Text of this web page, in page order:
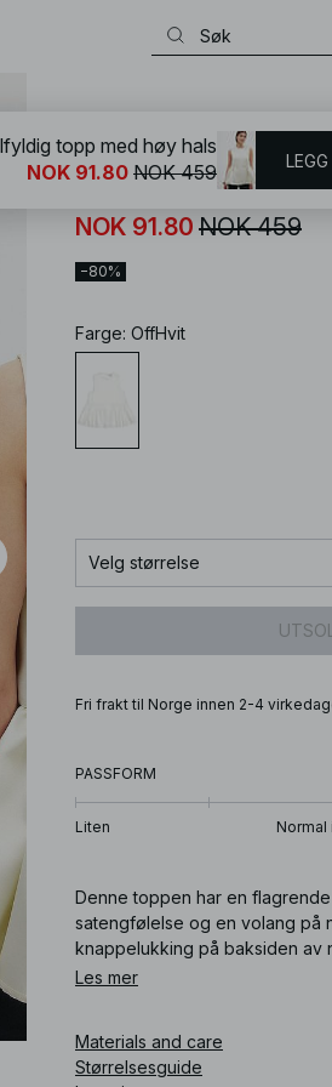
Hulfyldig topp med
NOK 91.80 NOK 459
−80%
Farge: OffHvit
Velg størrelse
Fri frakt til Norge innen 2-4
PASSFORM
Liten Normal
Denne toppen har en
satengfølelse og en volang på
knappelukking på baksiden av
white.
Les mer
Materials and care
Størrelsesguide
topp med høy hals
NOK 91.80 NOK 459